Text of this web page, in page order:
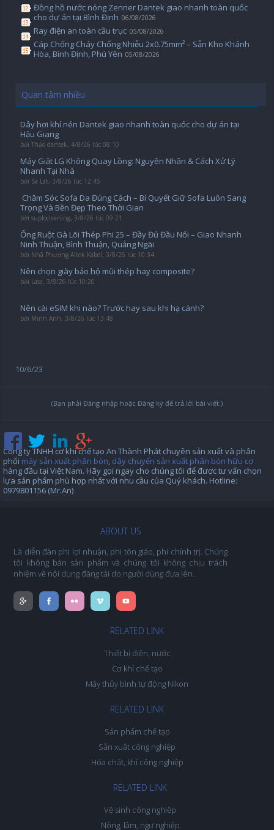
Đồng hồ nước nóng Zenner Dantek giao nhanh toàn quốc
cho dự án tại Bình Định 06/08/2026
Ray điện an toàn cầu trục 05/08/2026
Cáp Chống Cháy Chống Nhiễu 2x0.75mm² – Sẵn Kho Khánh
Hòa, Bình Định, Phú Yên 05/08/2026
Quan tâm nhiều
Dây hơi khí nén Dantek giao nhanh toàn quốc cho dự án tại
Hậu Giang
bởi Thảo dantek, 4/8/26 lúc 08:10
Máy Giặt LG Không Quay Lồng: Nguyên Nhân & Cách Xử Lý
Nhanh Tại Nhà
bởi Sa Lát, 3/8/26 lúc 12:45
️ Chăm Sóc Sofa Da Đúng Cách – Bí Quyết Giữ Sofa Luôn Sang
Trọng Và Bền Đẹp Theo Thời Gian
bởi suplocleaning, 3/8/26 lúc 09:21
Ống Ruột Gà Lõi Thép Phi 25 – Đầy Đủ Đầu Nối – Giao Nhanh
Ninh Thuận, Bình Thuận, Quảng Ngãi
bởi Nhã Phương Altek Kabel, 3/8/26 lúc 10:34
Nên chọn giày bảo hộ mũi thép hay composite?
bởi Lasa, 3/8/26 lúc 10:20
Nên cài eSIM khi nào? Trước hay sau khi hạ cánh?
bởi Minh Anh, 3/8/26 lúc 13:48
10/6/23
(Bạn phải Đăng nhập hoặc Đăng ký để trả lời bài viết.)
Công ty TNHH cơ khí chế tạo An Thành Phát chuyên sản xuất và phân
phối máy sản xuất phân bón, dây chuyển sản xuất phân bón hữu cơ
hàng đầu tại Việt Nam. Hãy gọi ngay cho chúng tôi để được tư vấn chọn
lựa sản phẩm phù hợp nhất với nhu cầu của Quý khách. Hotline:
0979801156 (Mr.An)
ABOUT US
Là diễn đàn phi lợi nhuận, phi tôn giáo, phi chính trị. Chúng
tôi không bán sản phẩm và chúng tôi không chịu trách
nhiệm về nội dung đăng tải do người dùng đưa lên.
RELATED LINK
Thiết bị điện, nước
Cơ khí chế tạo
Máy thủy bình tự động Nikon
RELATED LINK
Sản phẩm chế tạo
Sản xuất công nghiệp
Hóa chất, khí công nghiệp
RELATED LINK
Vệ sinh công nghiệp
Nông, lâm, ngư nghiệp